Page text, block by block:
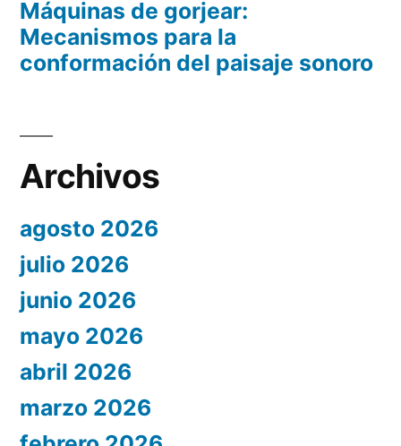
Máquinas de gorjear:
Mecanismos para la
conformación del paisaje sonoro
Archivos
agosto 2026
julio 2026
junio 2026
mayo 2026
abril 2026
marzo 2026